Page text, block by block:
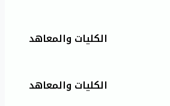
الكليات والمعاهد
الكليات والمعاهد